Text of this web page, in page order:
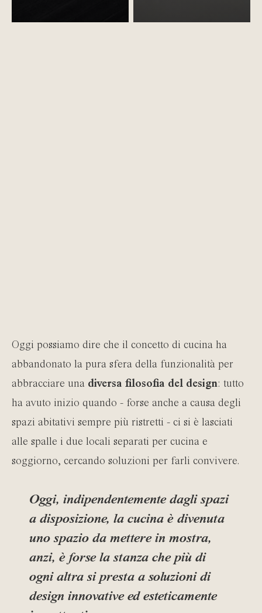
Oggi possiamo dire che il concetto di cucina ha
abbandonato la pura sfera della funzionalità per
abbracciare una diversa filosofia del design: tutto
ha avuto inizio quando - forse anche a causa degli
spazi abitativi sempre più ristretti - ci si è lasciati
alle spalle i due locali separati per cucina e
soggiorno, cercando soluzioni per farli convivere.
Oggi, indipendentemente dagli spazi
a disposizione, la cucina è divenuta
uno spazio da mettere in mostra,
anzi, è forse la stanza che più di
ogni altra si presta a soluzioni di
design innovative ed esteticamente